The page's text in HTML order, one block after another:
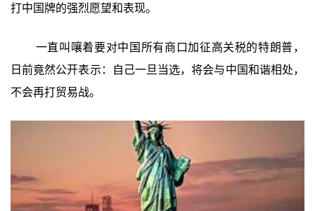
打中国牌的强烈愿望和表现。
一直叫嚷着要对中国所有商口加征高关税的特朗普，
日前竟然公开表示：自己一旦当选，将会与中国和谐相处，
不会再打贸易战。